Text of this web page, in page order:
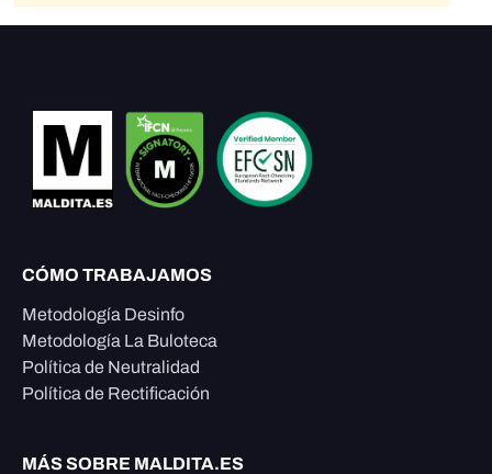
CÓMO TRABAJAMOS
Metodología Desinfo
Metodología La Buloteca
Política de Neutralidad
Política de Rectificación
MÁS SOBRE MALDITA.ES